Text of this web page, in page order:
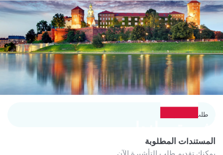
بولندا
طلب التأشيرة
المطلوبة